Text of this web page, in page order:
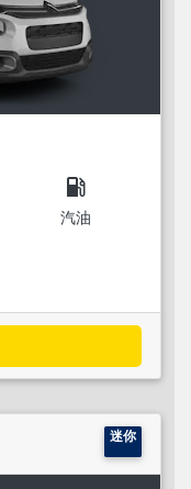
local_gas_station
汽油
迷你